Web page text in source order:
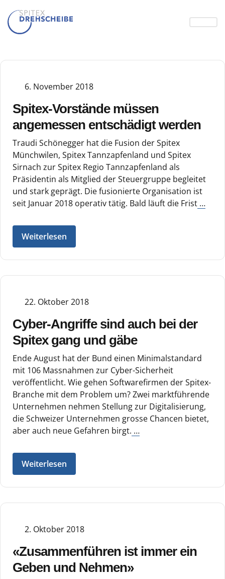
6. November 2018
Spitex-Vorstände müssen
angemessen entschädigt werden
Traudi Schönegger hat die Fusion der Spitex
Münchwilen, Spitex Tannzapfenland und Spitex
Sirnach zur Spitex Regio Tannzapfenland als
Präsidentin als Mitglied der Steuergruppe begleitet
und stark geprägt. Die fusionierte Organisation ist
seit Januar 2018 operativ tätig. Bald läuft die Frist …
Weiterlesen
22. Oktober 2018
Cyber-Angriffe sind auch bei der
Spitex gang und gäbe
Ende August hat der Bund einen Minimalstandard
mit 106 Massnahmen zur Cyber-Sicherheit
veröffentlicht. Wie gehen Softwarefirmen der Spitex-
Branche mit dem Problem um? Zwei marktführende
Unternehmen nehmen Stellung zur Digitalisierung,
die Schweizer Unternehmen grosse Chancen bietet,
aber auch neue Gefahren birgt. …
Weiterlesen
2. Oktober 2018
«Zusammenführen ist immer ein
Geben und Nehmen»